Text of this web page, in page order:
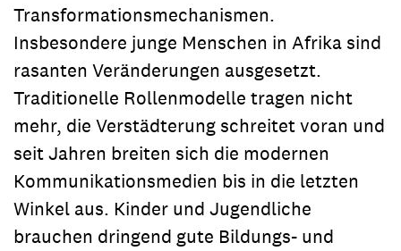
Transformationsmechanismen.
Insbesondere junge Menschen in Afrika sind
rasanten Veränderungen ausgesetzt.
Traditionelle Rollenmodelle tragen nicht
mehr, die Verstädterung schreitet voran und
seit Jahren breiten sich die modernen
Kommunikationsmedien bis in die letzten
Winkel aus. Kinder und Jugendliche
brauchen dringend gute Bildungs- und